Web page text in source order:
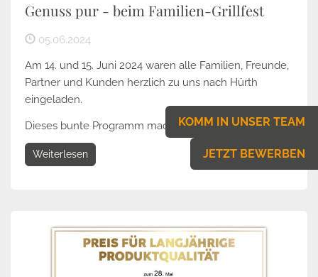
Genuss pur - beim Familien-Grillfest
05.06.2024
Am 14. und 15. Juni 2024 waren alle Familien, Freunde,
Partner und Kunden herzlich zu uns nach Hürth
eingeladen.
Dieses bunte Programm machte der...
Weiterlesen
KOMM IN UNSER TEAM
JETZT BEWERBEN